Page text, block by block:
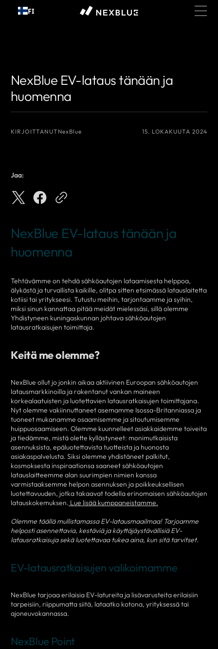
Siirry
sisältöön
FI
NexBlue EV-lataus tänään ja
huomenna
KIRJOITTANUT NexBlue 15. LOKAKUUTA 2024
Jaa:
NexBlue EV-lataus tänään ja
huomenna
Tehtävämme on tehdä sähköautojen lataamisesta helppoa,
älykästä ja turvallista kaikille, olitpa sitten etsimässä latauslaitetta
kotiisi tai yritykseesi. Tutustu meihin, tarjontaamme ja syihin,
miksi sinun kannattaa pitää meidät mielessäsi, sillä olemme
Yhdistyneen kuningaskunnan johtava sähköautojen
latausratkaisujen toimittaja.
Keitä me olemme?
NexBlue ollut jo jonkin aikaa aktiivinen Euroopan sähköautojen
latausmarkkinoilla ja rakentanut vankan maineen
korkealaatuisten ja luotettavien latausratkaisujen toimittajana.
Nyt olemme vakiinnuttaneet asemamme Isossa-Britanniassa ja
tuoneet mukanamme osaamisemme ja sitoutumisemme
huippuosaamiseen. Olemme kuunnelleet asiakkaidemme toiveita
ja tiedämme, mistä olette kyllästyneet: monimutkaisista
asennuksista, epäluotettavista tuotteista ja huonosta
asiakaspalvelusta. Siksi olemme yhdistäneet palkitut,
kosmoksesta inspiraationsa saaneet sähköautojen
latauslaitteemme alan suurimpien nimien kanssa
varmistaaksemme helpon asennuksen ja poikkeuksellisen
luotettavuuden, jotka takaavat todella erinomaisen sähköautojen
latauskokemuksen. Lue lisää kumppaneistamme.
Olemme täällä mullistamassa EV-latausmaailmaa! Tarjoamme
helposti asennettavia, kestäviä ja käyttäjäystävällisiä EV-
latausratkaisuja sekä luotettavaa tukea aina, kun sitä tarvitset.
EV-latausratkaisujen valikoimamme
NexBlue tarjoaa erilaisia EV-latureita ja lisävarusteita erilaisiin
tarpeisiin, riippumatta siitä, lataatko kotona, yrityksessä tai
ajoneuvokannassa.
NexBlue Point